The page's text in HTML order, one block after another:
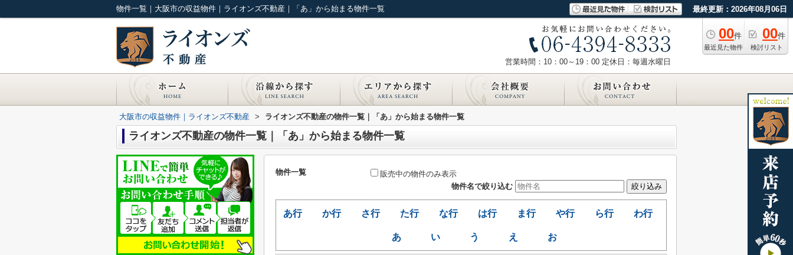
物件一覧｜大阪市の収益物件｜ライオンズ不動産｜「あ」から始まる物件一覧 最終更新：2026年08月06日
00件
最近見た物件
00件
検討リスト
営業時間：10：00～19：00 定休日：毎週水曜日
大阪市の収益物件｜ライオンズ不動産 > ライオンズ不動産の物件一覧｜「あ」から始まる物件一覧
ライオンズ不動産の物件一覧｜「あ」から始まる物件一覧
物件一覧
販売中の物件のみ表示
物件名で絞り込む
あ行 か行 さ行 た行 な行 は行 ま行 や行 ら行 わ行
あ い う え お